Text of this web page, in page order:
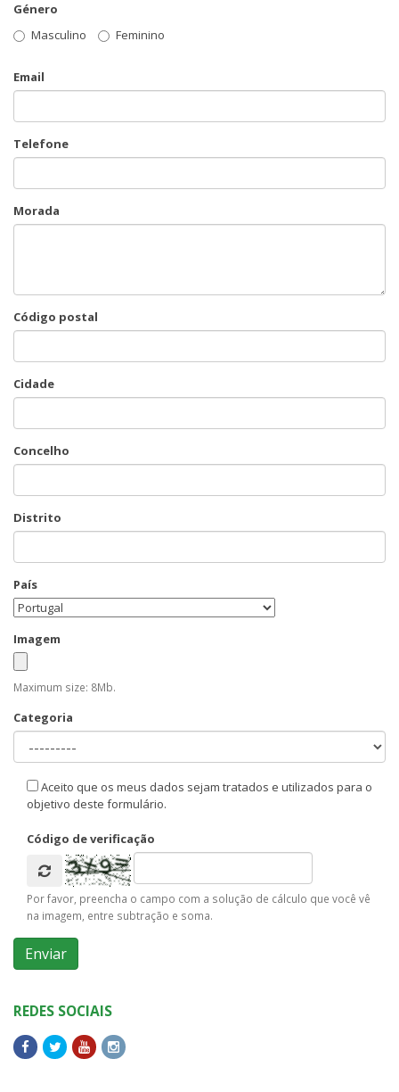
Género
Masculino
Feminino
Email
Telefone
Morada
Código postal
Cidade
Concelho
Distrito
País
Imagem
Maximum size: 8Mb.
Categoria
Aceito que os meus dados sejam tratados e utilizados para o
objetivo deste formulário.
Código de verificação
Por favor, preencha o campo com a solução de cálculo que você vê
na imagem, entre subtração e soma.
REDES SOCIAIS